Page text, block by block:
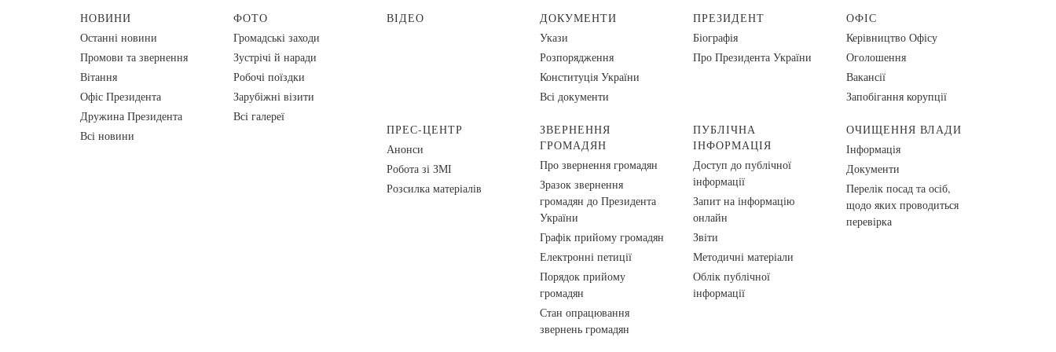
НОВИНИ
Останні новини
Промови та звернення
Вiтання
Офіс Президента
Дружина Президента
Всі новини
ФОТО
Громадські заходи
Зустрічі й наради
Робочі поїздки
Зарубіжні візити
Всі галереї
ВІДЕО
ДОКУМЕНТИ
Укази
Розпорядження
Конституція України
Всі документи
ПРЕЗИДЕНТ
Біографія
Про Президента України
ОФІС
Керівництво Офісу
Оголошення
Вакансії
Запобігання корупції
ПРЕС-ЦЕНТР
Анонси
Робота зі ЗМІ
Розсилка матеріалів
ЗВЕРНЕННЯ
ГРОМАДЯН
Про звернення громадян
Зразок звернення
громадян до Президента
України
Графік прийому громадян
Електронні петиції
Порядок прийому
громадян
Стан опрацювання
звернень громадян
ПУБЛІЧНА
ІНФОРМАЦІЯ
Доступ до публічної
інформації
Запит на інформацію
онлайн
Звіти
Методичні матеріали
Облік публічної
інформації
ОЧИЩЕННЯ ВЛАДИ
Інформація
Документи
Перелік посад та осіб,
щодо яких проводиться
перевірка